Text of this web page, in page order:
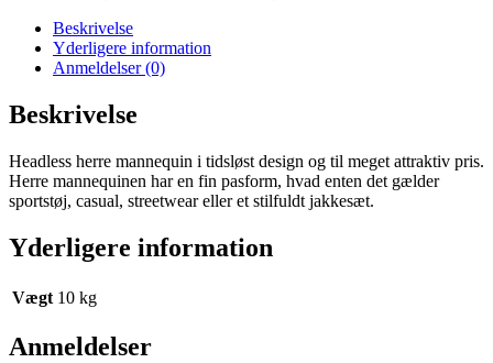
tidsløs
mannequin.
God
køb
antal
Beskrivelse
Yderligere information
Anmeldelser (0)
Beskrivelse
Headless herre mannequin i tidsløst design og til meget attraktiv pris.
Herre mannequinen har en fin pasform, hvad enten det gælder
sportstøj, casual, streetwear eller et stilfuldt jakkesæt.
Yderligere information
Vægt 10 kg
Anmeldelser